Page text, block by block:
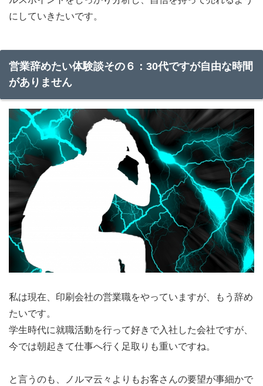
にしていきたいです。
営業辞めたい体験談その６：30代ですが自由な時間
がありません
私は現在、印刷会社の営業職をやっていますが、もう辞め
たいです。
学生時代に就職活動を行って好きで入社した会社ですが、
今では朝起きて仕事へ行く足取りも重いですね。
と言うのも、ノルマ云々よりもお客さんの要望が事細かで